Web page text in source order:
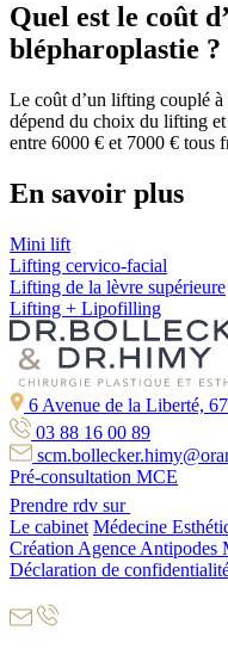
Quel est le coût
blépharoplastie ?
Le coût d’un lifting couplé
dépend du choix du lifting
entre 6000 € et 7000 € tous
En savoir plus
Mini lift
Lifting cervico-facial
Lifting de la lèvre supérieure
Lifting + Lipofilling
6 Avenue de la Liberté,
03 88 16 00 89
Pré-consultation MCE
Prendre rdv sur
Le cabinet Médecine
Création Agence Antipodes
Déclaration de